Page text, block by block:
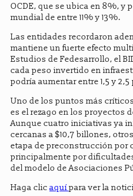
OCDE, que se ubica en 8%, y
mundial de entre 11% y 13%.
Las entidades recordaron
mantiene un fuerte efecto
Estudios de Fedesarrollo, el
cada peso invertido en
podría aumentar entre 1,5 y 2,5
Uno de los puntos más
es el rezago en los proyectos
Aunque cuatro iniciativas ya
cercanas a $10,7 billones,
etapa de preconstrucción por
principalmente por
del modelo de Asociaciones
Haga clic aquípara ver la